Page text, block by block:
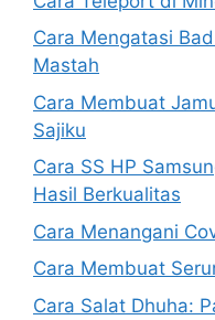
Cara Mengatasi
Mastah
Cara Membuat
Sajiku
Cara SS HP
Hasil Berkualitas
Cara Menangani
Cara Membuat
Cara Salat Dhuha: